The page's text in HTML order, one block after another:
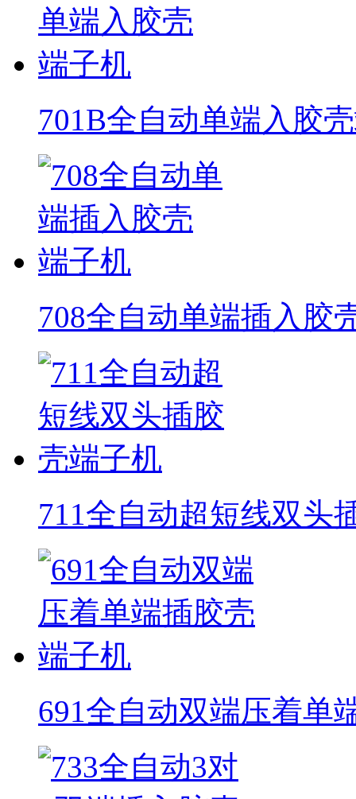
701B全自动单端入胶
708全自动单端插入胶
711全自动超短线双头
691全自动双端压着单